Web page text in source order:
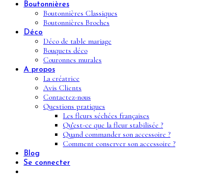
Boutonnières
Boutonnières Classiques
Boutonnières Broches
Déco
Déco de table mariage
Bouquets déco
Couronnes murales
A propos
La créatrice
Avis Clients
Contactez-nous
Questions pratiques
Les fleurs séchées françaises
Qu’est-ce que la fleur stabilisée ?
Quand commander son accessoire ?
Comment conserver son accessoire ?
Blog
Se connecter